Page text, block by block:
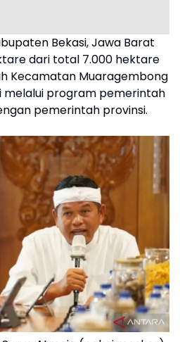
Bekasi, Jawa Barat
dari total 7.000 hektare
Kecamatan Muaragembong
melalui program pemerintah
pemerintah provinsi.